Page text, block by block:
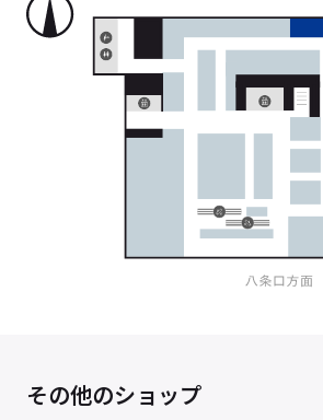
その他のショップ